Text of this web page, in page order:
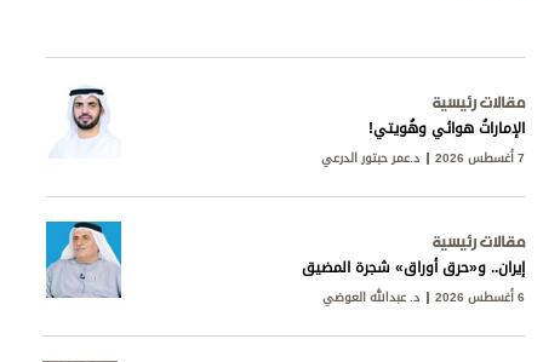
مقالات رئيسية
الإماراتُ هوائي وهُويتي!
7 أغسطس 2026 د.عمر حبتور الدرعي
مقالات رئيسية
إيران.. و«حرق أوراق» شجرة المضيق
6 أغسطس 2026 د. عبدالله العوضي